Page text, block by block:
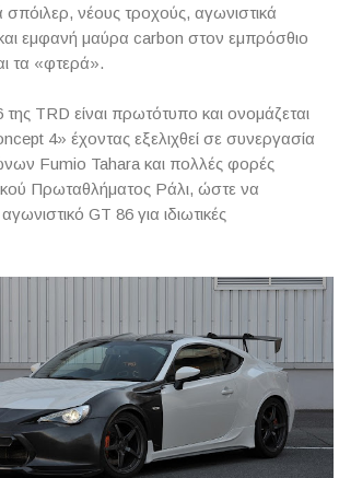
νέους τροχούς, αγωνιστικά
εμφανή μαύρα carbon στον εμπρόσθιο
τα «φτερά».
TRD είναι πρωτότυπο και ονομάζεται
4» έχοντας εξελιχθεί σε συνεργασία
Fumio Tahara και πολλές φορές
Πρωταθλήματος Ράλι, ώστε να
GT 86 για ιδιωτικές